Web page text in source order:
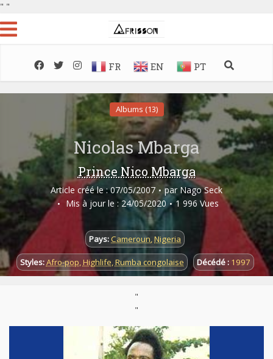
" "
FR EN PT
Albums (13)
Nicolas Mbarga
Prince Nico Mbarga
Article créé le : 07/05/2007 par Nago Seck
Mis à jour le : 24/05/2020
1 996 Vues
Pays:Cameroun,Nigeria
Styles:Afro-pop,Highlife,Rumba congolaise Décédé : 1997
"
"